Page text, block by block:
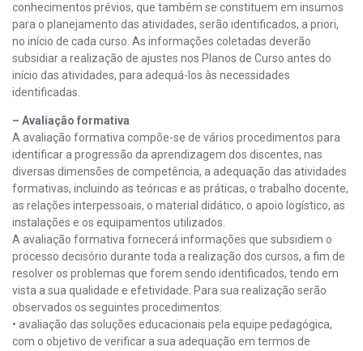
conhecimentos prévios, que também se constituem em insumos
para o planejamento das atividades, serão identificados, a priori,
no início de cada curso. As informações coletadas deverão
subsidiar a realização de ajustes nos Planos de Curso antes do
início das atividades, para adequá-los às necessidades
identificadas.
– Avaliação formativa
A avaliação formativa compõe-se de vários procedimentos para
identificar a progressão da aprendizagem dos discentes, nas
diversas dimensões de competência, a adequação das atividades
formativas, incluindo as teóricas e as práticas, o trabalho docente,
as relações interpessoais, o material didático, o apoio logístico, as
instalações e os equipamentos utilizados.
A avaliação formativa fornecerá informações que subsidiem o
processo decisório durante toda a realização dos cursos, a fim de
resolver os problemas que forem sendo identificados, tendo em
vista a sua qualidade e efetividade. Para sua realização serão
observados os seguintes procedimentos:
• avaliação das soluções educacionais pela equipe pedagógica,
com o objetivo de verificar a sua adequação em termos de